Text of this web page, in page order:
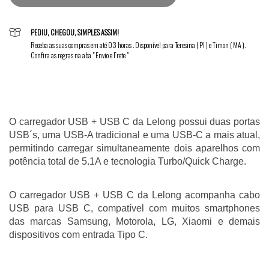
PEDIU, CHEGOU, SIMPLES ASSIM!
Receba as suas compras em até 03 horas . Disponível para Teresina ( PI ) e Timon ( MA ).
Confira as regras na aba " Envio e Frete "
O carregador USB + USB C da Lelong possui duas portas
USB´s, uma USB-A tradicional e uma USB-C a mais atual,
permitindo carregar simultaneamente dois aparelhos com
potência total de 5.1A e tecnologia Turbo/Quick Charge.
O carregador USB + USB C da Lelong acompanha cabo
USB para USB C, compatível com muitos smartphones
das marcas Samsung, Motorola, LG, Xiaomi e demais
dispositivos com entrada Tipo C.